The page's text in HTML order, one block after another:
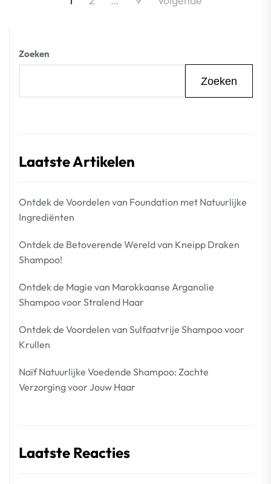
Zoeken
Zoeken
Laatste Artikelen
Ontdek de Voordelen van Foundation met Natuurlijke
Ingrediënten
Ontdek de Betoverende Wereld van Kneipp Draken
Shampoo!
Ontdek de Magie van Marokkaanse Arganolie
Shampoo voor Stralend Haar
Ontdek de Voordelen van Sulfaatvrije Shampoo voor
Krullen
Naïf Natuurlijke Voedende Shampoo: Zachte
Verzorging voor Jouw Haar
Laatste Reacties